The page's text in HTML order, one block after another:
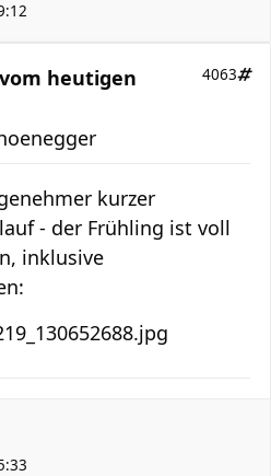
heutigen
4063
kurzer
- der Frühling ist voll
inklusive